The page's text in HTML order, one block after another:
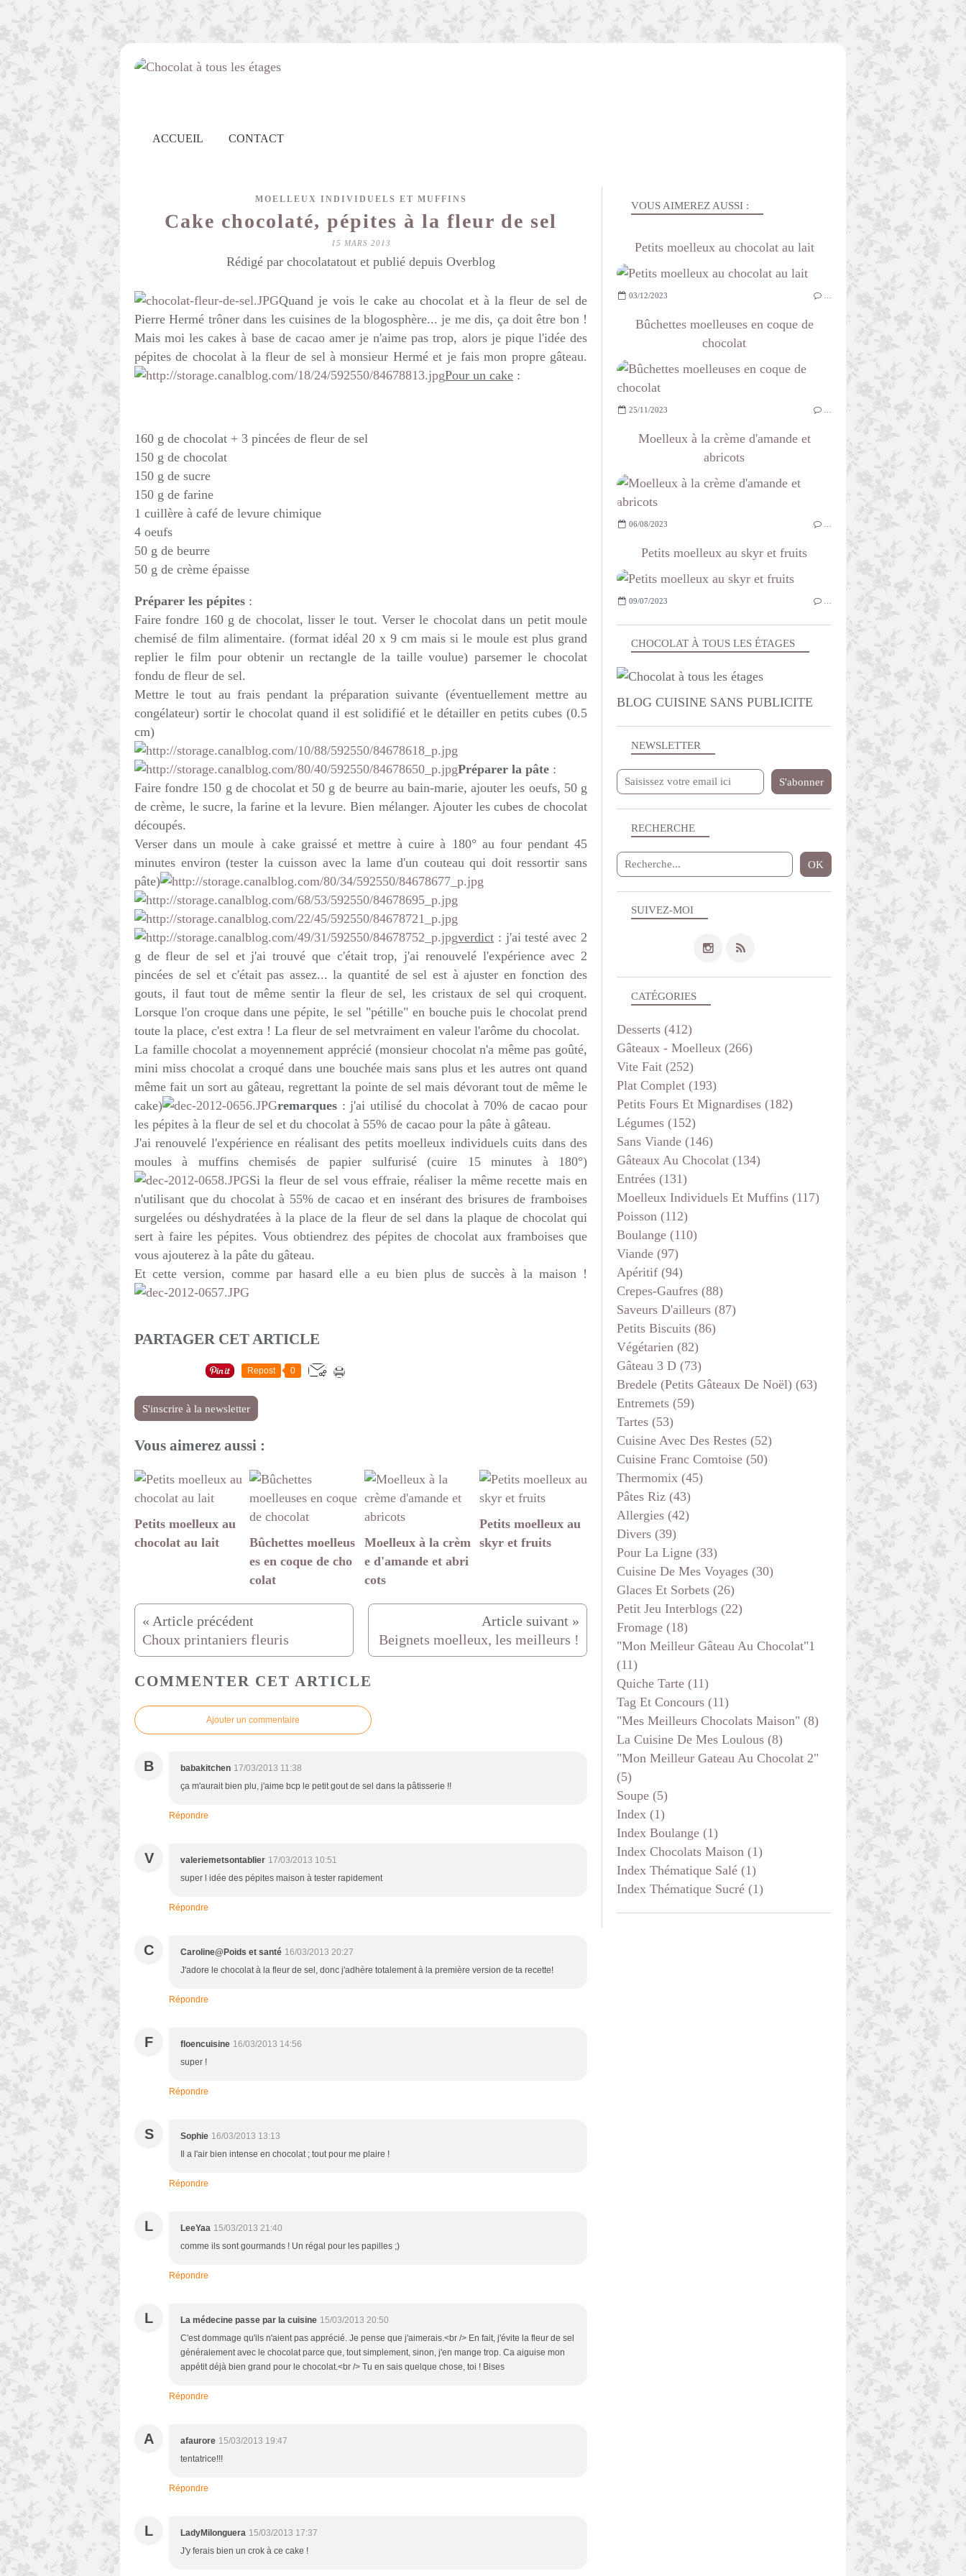
ACCUEIL CONTACT
MOELLEUX INDIVIDUELS ET MUFFINS
Cake chocolaté, pépites à la fleur de sel
15 MARS 2013
Rédigé par chocolatatout et publié depuis Overblog
Quand je vois le cake au chocolat et à la fleur de sel de
Pierre Hermé trôner dans les cuisines de la blogosphère... je me dis, ça doit être bon !
Mais moi les cakes à base de cacao amer je n'aime pas trop, alors je pique l'idée des
pépites de chocolat à la fleur de sel à monsieur Hermé et je fais mon propre gâteau.
Pour un cake :
160 g de chocolat + 3 pincées de fleur de sel
150 g de chocolat
150 g de sucre
150 g de farine
1 cuillère à café de levure chimique
4 oeufs
50 g de beurre
50 g de crème épaisse
Préparer les pépites :
Faire fondre 160 g de chocolat, lisser le tout. Verser le chocolat dans un petit moule
chemisé de film alimentaire. (format idéal 20 x 9 cm mais si le moule est plus grand
replier le film pour obtenir un rectangle de la taille voulue) parsemer le chocolat
fondu de fleur de sel.
Mettre le tout au frais pendant la préparation suivante (éventuellement mettre au
congélateur) sortir le chocolat quand il est solidifié et le détailler en petits cubes (0.5
cm)
Préparer la pâte :
Faire fondre 150 g de chocolat et 50 g de beurre au bain-marie, ajouter les oeufs, 50 g
de crème, le sucre, la farine et la levure. Bien mélanger. Ajouter les cubes de chocolat
découpés.
Verser dans un moule à cake graissé et mettre à cuire à 180° au four pendant 45
minutes environ (tester la cuisson avec la lame d'un couteau qui doit ressortir sans
pâte)
verdict : j'ai testé avec 2
g de fleur de sel et j'ai trouvé que c'était trop, j'ai renouvelé l'expérience avec 2
pincées de sel et c'était pas assez... la quantité de sel est à ajuster en fonction des
gouts, il faut tout de même sentir la fleur de sel, les cristaux de sel qui croquent.
Lorsque l'on croque dans une pépite, le sel "pétille" en bouche puis le chocolat prend
toute la place, c'est extra ! La fleur de sel metvraiment en valeur l'arôme du chocolat.
La famille chocolat a moyennement apprécié (monsieur chocolat n'a même pas goûté,
mini miss chocolat a croqué dans une bouchée mais sans plus et les autres ont quand
même fait un sort au gâteau, regrettant la pointe de sel mais dévorant tout de même le
cake)
remarques : j'ai utilisé du chocolat à 70% de cacao pour
les pépites à la fleur de sel et du chocolat à 55% de cacao pour la pâte à gâteau.
J'ai renouvelé l'expérience en réalisant des petits moelleux individuels cuits dans des
moules à muffins chemisés de papier sulfurisé (cuire 15 minutes à 180°)
Si la fleur de sel vous effraie, réaliser la même recette mais en
n'utilisant que du chocolat à 55% de cacao et en insérant des brisures de framboises
surgelées ou déshydratées à la place de la fleur de sel dans la plaque de chocolat qui
sert à faire les pépites. Vous obtiendrez des pépites de chocolat aux framboises que
vous ajouterez à la pâte du gâteau.
Et cette version, comme par hasard elle a eu bien plus de succès à la maison !
PARTAGER CET ARTICLE
Repost 0
S'inscrire à la newsletter
Vous aimerez aussi :
Petits moelleux au
chocolat au lait
Bûchettes moelleus
es en coque de cho
colat
Moelleux à la crèm
e d'amande et abri
cots
Petits moelleux au
skyr et fruits
Choux printaniers fleuris Beignets moelleux, les meilleurs !
COMMENTER CET ARTICLE
Ajouter un commentaire
B babakitchen 17/03/2013 11:38
ça m'aurait bien plu, j'aime bcp le petit gout de sel dans la pâtisserie !!
Répondre
V valeriemetsontablier 17/03/2013 10:51
super l idée des pépites maison à tester rapidement
Répondre
C Caroline@Poids et santé 16/03/2013 20:27
J'adore le chocolat à la fleur de sel, donc j'adhère totalement à la première version de ta recette!
Répondre
F floencuisine 16/03/2013 14:56
super !
Répondre
S Sophie 16/03/2013 13:13
Il a l'air bien intense en chocolat ; tout pour me plaire !
Répondre
L LeeYaa 15/03/2013 21:40
comme ils sont gourmands ! Un régal pour les papilles ;)
Répondre
L La médecine passe par la cuisine 15/03/2013 20:50
C'est dommage qu'ils n'aient pas apprécié. Je pense que j'aimerais.<br /> En fait, j'évite la fleur de sel
généralement avec le chocolat parce que, tout simplement, sinon, j'en mange trop. Ca aiguise mon
appétit déjà bien grand pour le chocolat.<br /> Tu en sais quelque chose, toi ! Bises
Répondre
A afaurore 15/03/2013 19:47
tentatrice!!!
Répondre
L LadyMilonguera 15/03/2013 17:37
J'y ferais bien un crok à ce cake !
NEWSLETTER
SUIVEZ-MOI
RECHERCHE
CHOCOLAT À TOUS LES ÉTAGES
BLOG CUISINE SANS PUBLICITE
VOUS AIMEREZ AUSSI :
Petits moelleux au chocolat au lait
03/12/2023
Bûchettes moelleuses en coque de
chocolat
25/11/2023
Moelleux à la crème d'amande et
abricots
06/08/2023
Petits moelleux au skyr et fruits
09/07/2023
CATÉGORIES
Desserts (412)
Gâteaux - Moelleux (266)
Vite Fait (252)
Plat Complet (193)
Petits Fours Et Mignardises (182)
Légumes (152)
Sans Viande (146)
Gâteaux Au Chocolat (134)
Entrées (131)
Moelleux Individuels Et Muffins (117)
Poisson (112)
Boulange (110)
Viande (97)
Apéritif (94)
Crepes-Gaufres (88)
Saveurs D'ailleurs (87)
Petits Biscuits (86)
Végétarien (82)
Gâteau 3 D (73)
Bredele (petits Gâteaux De Noël) (63)
Entremets (59)
Tartes (53)
Cuisine Avec Des Restes (52)
Cuisine Franc Comtoise (50)
Thermomix (45)
Pâtes Riz (43)
Allergies (42)
Divers (39)
Pour La Ligne (33)
Cuisine De Mes Voyages (30)
Glaces Et Sorbets (26)
Petit Jeu Interblogs (22)
Fromage (18)
"mon Meilleur Gâteau Au Chocolat"1
(11)
Quiche Tarte (11)
Tag Et Concours (11)
"mes Meilleurs Chocolats Maison" (8)
La Cuisine De Mes Loulous (8)
"mon Meilleur Gateau Au Chocolat 2"
(5)
Soupe (5)
Index (1)
Index Boulange (1)
Index Chocolats Maison (1)
Index Thématique Salé (1)
Index Thématique Sucré (1)